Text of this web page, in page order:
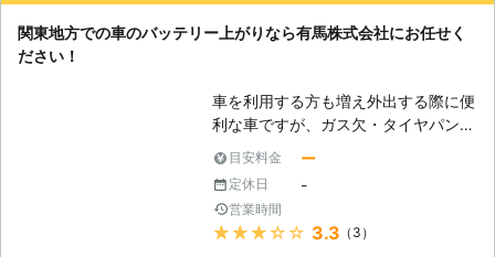
これくらいの作業なら普段から装置を
積み込んでおけば自分でもできそ
し、やりなれていない作業ではケーブ
ルをつなぎ間違い、感電してしまうお
それがあるのです。弊社にジャンプス
タート作業をご依頼いただければ、お
客様が感電することなく無事にエンジ
ンをかけることができますよ。 ●年
中無休で対応可能！車のバッテリー上
こんで車が走れる状況にする方法で
す。そのため30分～60分もすれば、
次に車に乗るときにエンジンがかかる
ほどの、電力が充電させるというわけ
です。 ●有名ロードサービス会社JAF
に在籍経験のあるスタッフが対応！
弊社には、JAFに勤めていたスタッフ
が在籍しています。そんなスタッフだ
関東地方での車のバッテリー上がりなら有馬株式会社にお任せく
ださい！
車を利用する方も増え外出する際に便
利な車ですが、ガス欠・タイヤパン
ク・バッテリー上がりなど、車に関す
るトラブルは多いです。 その中でも
車のバッテリー上がりに関する問題
は、依頼数の最も多いトラブルです。
外出先で突然エンジンが動かなくなっ
目安料金 ー
定休日 -
営業時間
★★★★★ 3.3 （3）